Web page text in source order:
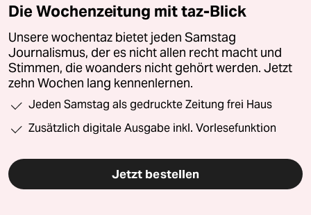
Die Wochenzeitung mit taz-Blick
Unsere wochentaz bietet jeden Samstag
Journalismus, der es nicht allen recht macht und
Stimmen, die woanders nicht gehört werden. Jetzt
zehn Wochen lang kennenlernen.
Jeden Samstag als gedruckte Zeitung frei Haus
Zusätzlich digitale Ausgabe inkl. Vorlesefunktion
Jetzt bestellen